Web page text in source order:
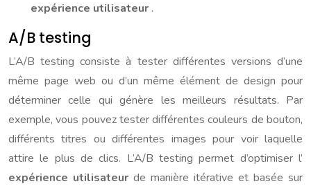
expérience utilisateur .
A/B testing
L’A/B testing consiste à tester différentes versions d’une
même page web ou d’un même élément de design pour
déterminer celle qui génère les meilleurs résultats. Par
exemple, vous pouvez tester différentes couleurs de bouton,
différents titres ou différentes images pour voir laquelle
attire le plus de clics. L’A/B testing permet d’optimiser l’
expérience utilisateur de manière itérative et basée sur